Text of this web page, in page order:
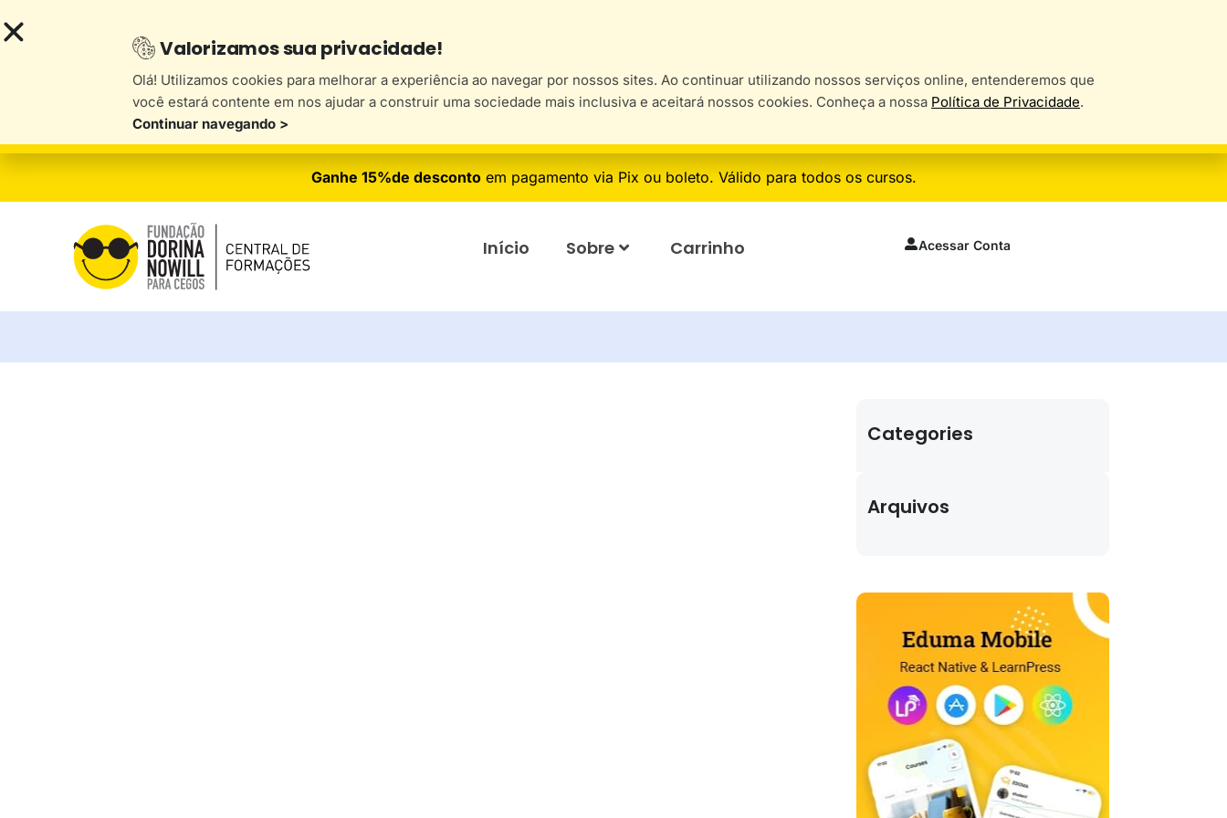
Ganhe 15%de descontoem pagamento via Pix ou boleto. Válido para todos os cursos.
Início Sobre Carrinho Acessar Conta
Categories
Arquivos
Valorizamos sua privacidade!
Olá! Utilizamos cookies para melhorar a experiência ao navegar por nossos sites. Ao continuar utilizando nossos serviços online, entenderemos que
você estará contente em nos ajudar a construir uma sociedade mais inclusiva e aceitará nossos cookies. Conheça a nossa Política de Privacidade.
Continuar navegando >